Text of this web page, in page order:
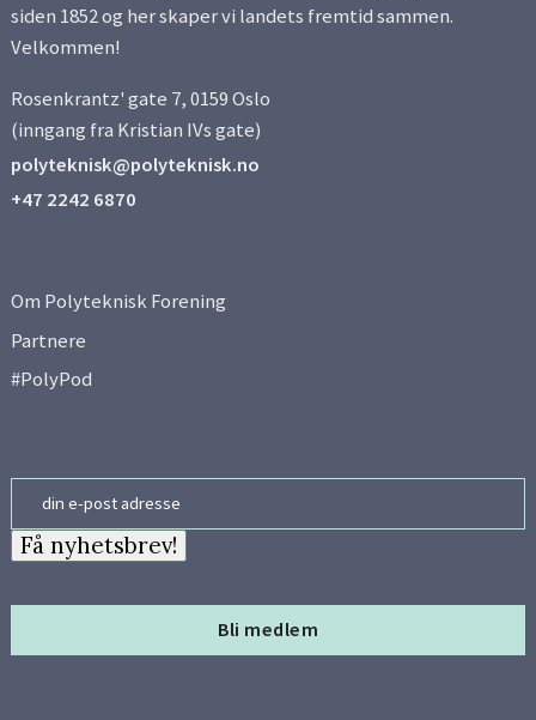
siden 1852 og her skaper vi landets fremtid sammen.
Velkommen!
Rosenkrantz' gate 7, 0159 Oslo
(inngang fra Kristian IVs gate)
polyteknisk@polyteknisk.no
+47 2242 6870
Om Polyteknisk Forening
Partnere
#PolyPod
Bli medlem
Få nyhetsbrev!